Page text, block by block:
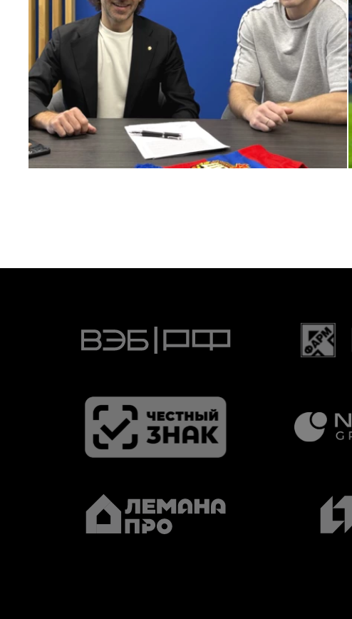
Капитан – с нами!
2 ИЮНЯ 2026 12:55